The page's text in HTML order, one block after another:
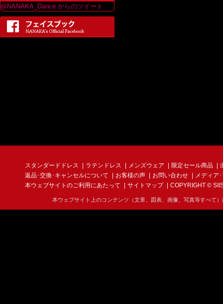
@NANAKA_Dance からのツイート
スタンダードドレス ラテンドレス メンズウェア 限定セール商品
返品･交換･キャンセルについて
お客様の声 お問い合わせ
メディア
本ウェブサイトのご利用にあたって
サイトマップ COPYRIGHT ©
本ウェブサイト上のコンテンツ（文章、図表、画像、写真等すべて